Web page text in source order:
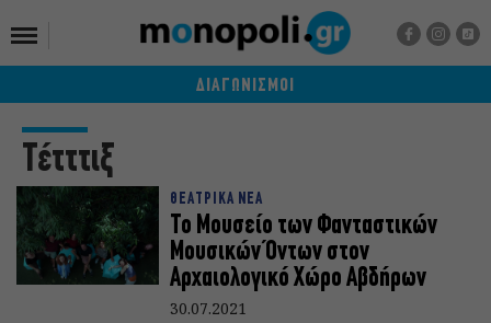
ΔΙΑΓΩΝΙΣΜΟΙ
Τέτττιξ
ΘΕΑΤΡΙΚΑ ΝΕΑ
Το Μουσείο των Φανταστικών
Μουσικών Όντων στον
Αρχαιολογικό Χώρο Αβδήρων
30.07.2021